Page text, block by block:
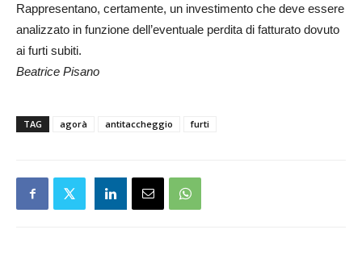
Rappresentano, certamente, un investimento che deve essere
analizzato in funzione dell’eventuale perdita di fatturato dovuto
ai furti subiti.
Beatrice Pisano
TAG agorà antitaccheggio furti